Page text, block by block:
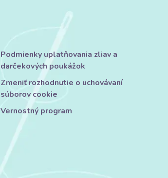
Podmienky uplatňovania zliav a
darčekových poukážok
Zmeniť rozhodnutie o uchovávaní
súborov cookie
Vernostný program